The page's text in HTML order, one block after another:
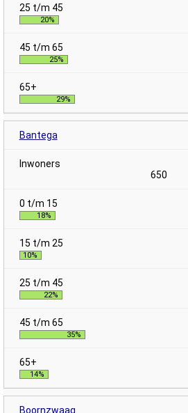
20%
25%
29%
Bantega
650
18%
10%
22%
35%
14%
Boornzwaag